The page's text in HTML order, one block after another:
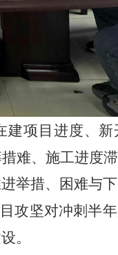
项目进度、
难、施工进度
举措、困难与下
攻坚对冲刺半
。